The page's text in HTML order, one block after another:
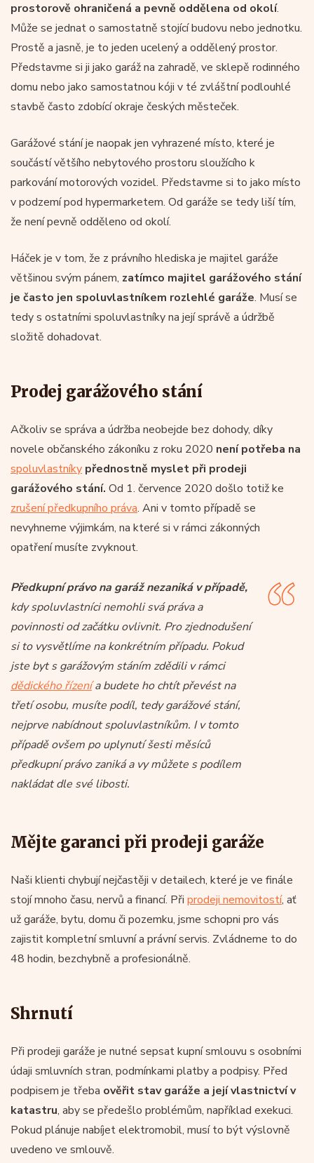
prostorově ohraničená a pevně oddělena od okolí.
Může se jednat o samostatně stojící budovu nebo jednotku.
Prostě a jasně, je to jeden ucelený a oddělený prostor.
Představme si ji jako garáž na zahradě, ve sklepě rodinného
domu nebo jako samostatnou kóji v té zvláštní podlouhlé
stavbě často zdobící okraje českých městeček.
Garážové stání je naopak jen vyhrazené místo, které je
součástí většího nebytového prostoru sloužícího k
parkování motorových vozidel. Představme si to jako místo
v podzemí pod hypermarketem. Od garáže se tedy liší tím,
že není pevně odděleno od okolí.
Háček je v tom, že z právního hlediska je majitel garáže
většinou svým pánem, zatímco majitel garážového stání
je často jen spoluvlastníkem rozlehlé garáže. Musí se
tedy s ostatními spoluvlastníky na její správě a údržbě
složitě dohadovat.
Prodej garážového stání
Ačkoliv se správa a údržba neobejde bez dohody, díky
novele občanského zákoníku z roku 2020 není potřeba na
spoluvlastníky přednostně myslet při prodeji
garážového stání. Od 1. července 2020 došlo totiž ke
zrušení předkupního práva. Ani v tomto případě se
nevyhneme výjimkám, na které si v rámci zákonných
opatření musíte zvyknout.
Předkupní právo na garáž nezaniká v případě,
kdy spoluvlastníci nemohli svá práva a
povinnosti od začátku ovlivnit. Pro zjednodušení
si to vysvětlíme na konkrétním případu. Pokud
jste byt s garážovým stáním zdědili v rámci
dědického řízenía budete ho chtít převést na
třetí osobu, musíte podíl, tedy garážové stání,
nejprve nabídnout spoluvlastníkům. I v tomto
případě ovšem po uplynutí šesti měsíců
předkupní právo zaniká a vy můžete s podílem
nakládat dle své libosti.
Mějte garanci při prodeji garáže
Naši klienti chybují nejčastěji v detailech, které je ve finále
stojí mnoho času, nervů a financí. Při prodeji nemovitostí, ať
už garáže, bytu, domu či pozemku, jsme schopni pro vás
zajistit kompletní smluvní a právní servis. Zvládneme to do
48 hodin, bezchybně a profesionálně.
Shrnutí
Při prodeji garáže je nutné sepsat kupní smlouvu s osobními
údaji smluvních stran, podmínkami platby a podpisy. Před
podpisem je třeba ověřit stav garáže a její vlastnictví v
katastru, aby se předešlo problémům, například exekuci.
Pokud plánuje nabíjet elektromobil, musí to být výslovně
uvedeno ve smlouvě.